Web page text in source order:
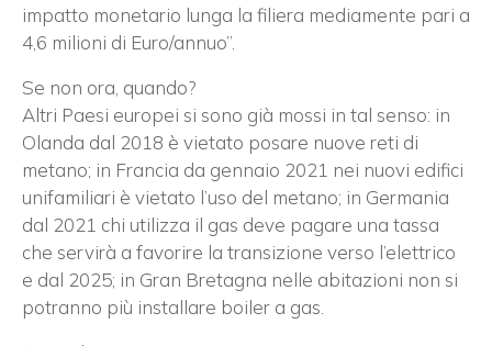
impatto monetario lunga la filiera mediamente pari a
4,6 milioni di Euro/annuo”.
Se non ora, quando?
Altri Paesi europei si sono già mossi in tal senso: in
Olanda dal 2018 è vietato posare nuove reti di
metano; in Francia da gennaio 2021 nei nuovi edifici
unifamiliari è vietato l’uso del metano; in Germania
dal 2021 chi utilizza il gas deve pagare una tassa
che servirà a favorire la transizione verso l’elettrico
e dal 2025; in Gran Bretagna nelle abitazioni non si
potranno più installare boiler a gas.